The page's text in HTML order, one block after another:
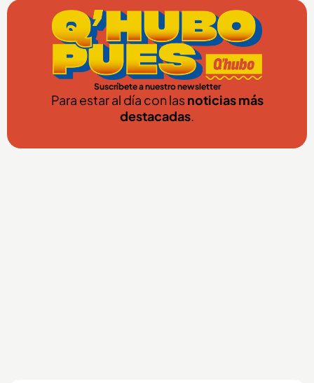
Suscríbete a nuestro newsletter
Para estar al día con lasnoticias más
destacadas